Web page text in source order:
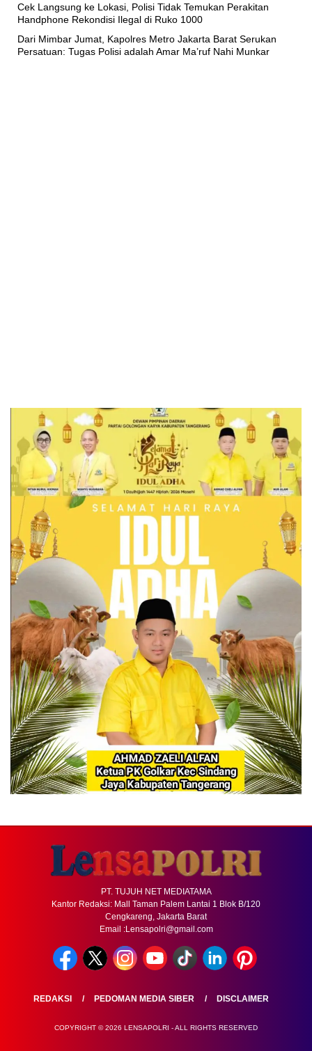
Cek Langsung ke Lokasi, Polisi Tidak Temukan Perakitan
Handphone Rekondisi Ilegal di Ruko 1000
Dari Mimbar Jumat, Kapolres Metro Jakarta Barat Serukan
Persatuan: Tugas Polisi adalah Amar Ma’ruf Nahi Munkar
PT. TUJUH NET MEDIATAMA
Kantor Redaksi: Mall Taman Palem Lantai 1 Blok B/120
Cengkareng, Jakarta Barat
Email :Lensapolri@gmail.com
REDAKSI PEDOMAN MEDIA SIBER DISCLAIMER
COPYRIGHT © 2026 LENSAPOLRI - ALL RIGHTS RESERVED